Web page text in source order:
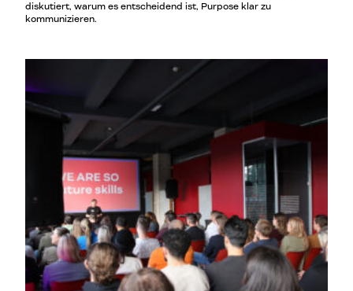
diskutiert, warum es entscheidend ist, Purpose klar zu
kommunizieren.